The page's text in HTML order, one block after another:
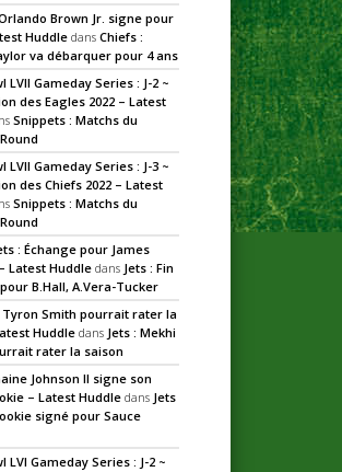
Brown Jr. signe pour
HuddledansChiefs :
va débarquer pour 4 ans
LVII Gameday Series : J-2 ~
des Eagles 2022 – Latest
Snippets : Matchs du
LVII Gameday Series : J-3 ~
des Chiefs 2022 – Latest
Snippets : Matchs du
: Échange pour James
Latest Huddle dans Jets : Fin
B.Hall, A.Vera-Tucker
Tyron Smith pourrait rater la
Huddle dans Jets : Mekhi
rater la saison
Johnson II signe son
– Latest Huddle dans Jets
signé pour Sauce
LVI Gameday Series : J-2 ~